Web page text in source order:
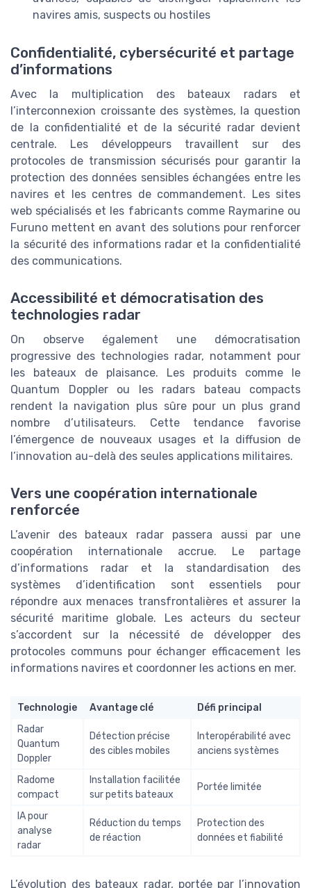
navires amis, suspects ou hostiles
Confidentialité, cybersécurité et partage
d’informations
Avec la multiplication des bateaux radars et
l’interconnexion croissante des systèmes, la question
de la confidentialité et de la sécurité radar devient
centrale. Les développeurs travaillent sur des
protocoles de transmission sécurisés pour garantir la
protection des données sensibles échangées entre les
navires et les centres de commandement. Les sites
web spécialisés et les fabricants comme Raymarine ou
Furuno mettent en avant des solutions pour renforcer
la sécurité des informations radar et la confidentialité
des communications.
Accessibilité et démocratisation des
technologies radar
On observe également une démocratisation
progressive des technologies radar, notamment pour
les bateaux de plaisance. Les produits comme le
Quantum Doppler ou les radars bateau compacts
rendent la navigation plus sûre pour un plus grand
nombre d’utilisateurs. Cette tendance favorise
l’émergence de nouveaux usages et la diffusion de
l’innovation au-delà des seules applications militaires.
Vers une coopération internationale
renforcée
L’avenir des bateaux radar passera aussi par une
coopération internationale accrue. Le partage
d’informations radar et la standardisation des
systèmes d’identification sont essentiels pour
répondre aux menaces transfrontalières et assurer la
sécurité maritime globale. Les acteurs du secteur
s’accordent sur la nécessité de développer des
protocoles communs pour échanger efficacement les
informations navires et coordonner les actions en mer.
Technologie Avantage clé
Défi principal
Radar
Quantum
Doppler
Détection précise
des cibles mobiles
Interopérabilité avec
anciens systèmes
Radome
compact
Installation facilitée
sur petits bateaux
Portée limitée
IA pour
analyse
radar
Réduction du temps
de réaction
Protection des
données et fiabilité
L’évolution des bateaux radar, portée par l’innovation